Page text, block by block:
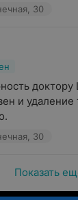
30
доктору
и
30
Показать